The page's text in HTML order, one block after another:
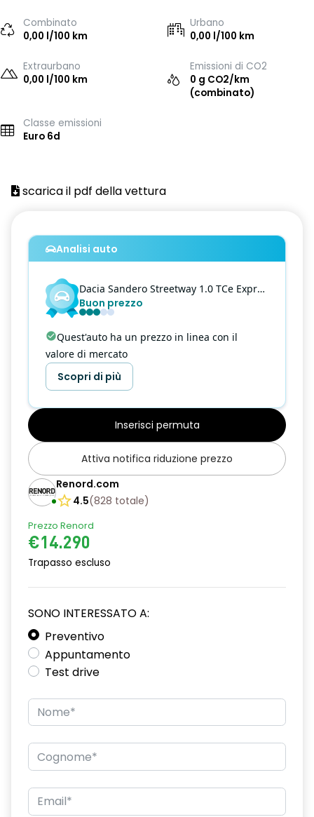
Combinato
0,00 l/100 km
Urbano
0,00 l/100 km
Extraurbano
0,00 l/100 km
Emissioni di CO2
0 g CO2/km
(combinato)
Classe emissioni
Euro 6d
scarica il pdf della vettura
Analisi auto
Dacia Sandero Streetway 1.0 TCe Expression CVT
Buon prezzo
Quest'auto ha un prezzo in linea con il
valore di mercato
Scopri di più
Inserisci permuta
Attiva notifica riduzione prezzo
Renord.com
4.5(828 totale)
Prezzo Renord
€14.290
Trapasso escluso
SONO INTERESSATO A:
Preventivo
Appuntamento
Test drive